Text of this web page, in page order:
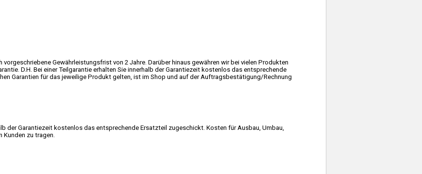
Gewährleistungsfrist von 2 Jahre. Darüber hinaus gewähren wir bei vielen Produkten
D.H. Bei einer Teilgarantie erhalten Sie innerhalb der Garantiezeit kostenlos das entsprechende
Garantien für das jeweilige Produkt gelten, ist im Shop und auf der Auftragsbestätigung/Rechnung
der Garantiezeit kostenlos das entsprechende Ersatzteil zugeschickt. Kosten für Ausbau, Umbau,
zu tragen.